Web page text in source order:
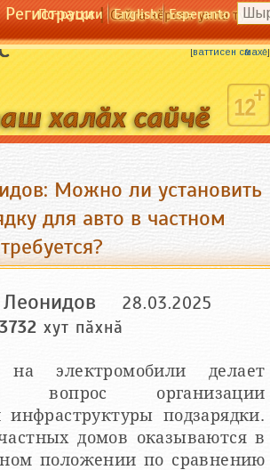
Регистраци|Сайта кӗрсен унпа
По-русски English Esperanto
Ӗни хура та — сӗчӗ шурӑ.
[ваттисен сӑмахӗ]
Можно ли установить
для авто в частном
Леонидов
28.03.2025
3732 хут пӑхнӑ
на электромобили делает
вопрос организации
инфраструктуры подзарядки.
домов оказываются в
положении по сравнению